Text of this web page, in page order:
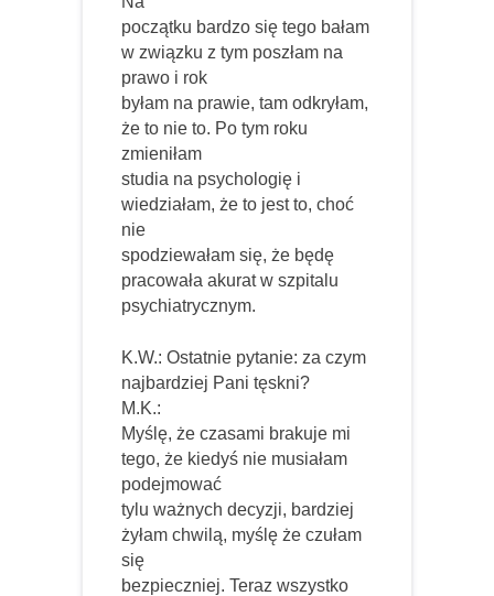
początku bardzo się tego bałam
w związku z tym poszłam na
prawo i rok
byłam na prawie, tam odkryłam,
że to nie to. Po tym roku
zmieniłam
studia na psychologię i
wiedziałam, że to jest to, choć
nie
spodziewałam się, że będę
pracowała akurat w szpitalu
psychiatrycznym.
K.W.: Ostatnie pytanie: za czym
najbardziej Pani tęskni?
M.K.:
Myślę, że czasami brakuje mi
tego, że kiedyś nie musiałam
podejmować
tylu ważnych decyzji, bardziej
żyłam chwilą, myślę że czułam
się
bezpieczniej. Teraz wszystko